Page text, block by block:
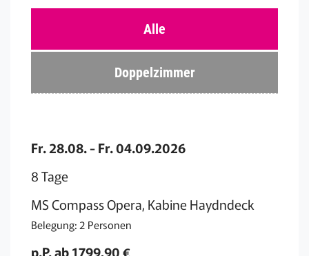
Alle
Doppelzimmer
Fr. 28.08. - Fr. 04.09.2026
8 Tage
MS Compass Opera, Kabine Haydndeck
Belegung: 2 Personen
p.P. ab 1799,90 €